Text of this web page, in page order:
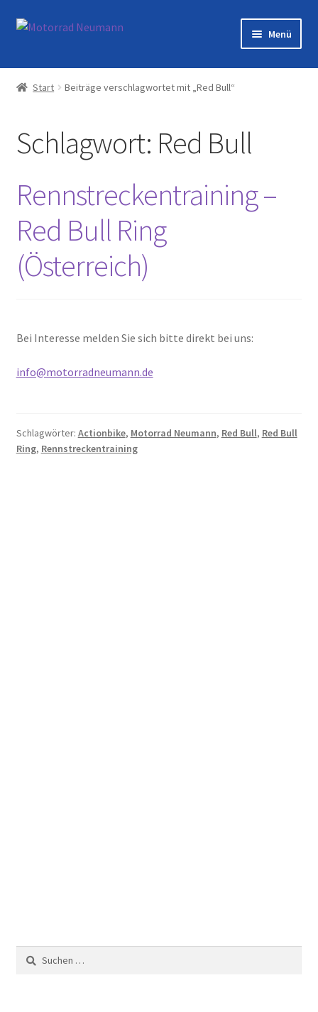
Zur
Zum
Menü
Startseite
Veranstaltungen
Werkstatt
Galerie
Start Beiträge verschlagwortet mit „Red Bull“
Schlagwort: Red Bull
Rennstreckentraining –
Red Bull Ring
(Österreich)
Bei Interesse melden Sie sich bitte direkt bei uns:
info@motorradneumann.de
Schlagwörter: Actionbike, Motorrad Neumann, Red Bull, Red Bull
Ring, Rennstreckentraining
Suchen
nach: